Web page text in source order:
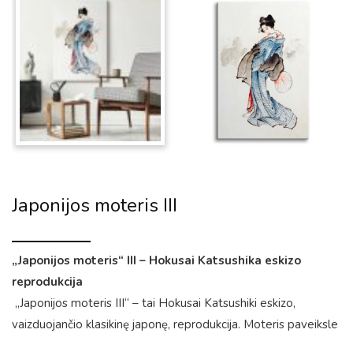
Japonijos moteris III
„Japonijos moteris“ III – Hokusai Katsushika eskizo
reprodukcija
„Japonijos moteris III“ – tai Hokusai Katsushiki eskizo,
vaizduojančio klasikinę japonę, reprodukcija. Moteris paveiksle